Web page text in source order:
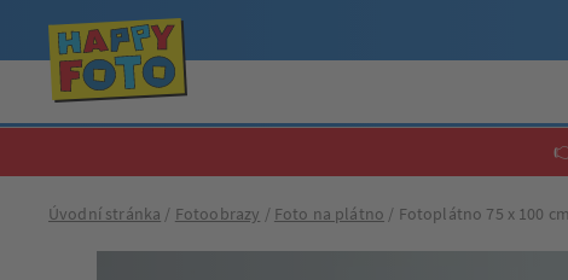
Úvodní stránka Fotoobrazy Foto na plátno Fotoplátno 75 x 100 cm